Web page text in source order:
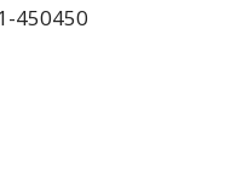
450450